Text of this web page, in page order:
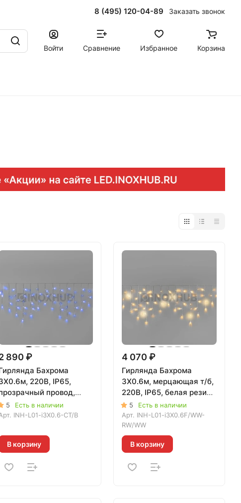
8 (495) 120-04-89 Заказать звонок
Войти
Сравнение Избранное Корзина
890 ₽
Бахрома
220В, IP65,
провод,
020103
5
Есть в наличии
INH-L01-i3X0.6-CT/B
В корзину
4 070 ₽
Гирлянда Бахрома
3X0.6м, мерцающая т/б,
220В, IP65, белая резина
3.3мм, ТЁПЛАЯ БЕЛАЯ,
020412
5
Есть в наличии
Арт. INH-L01-i3X0.6F/WW-
RW/WW
В корзину